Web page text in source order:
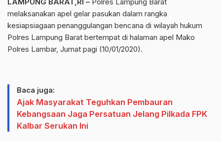
melaksanakan apel gelar pasukan dalam rangka
kesiapsiagaan penanggulangan bencana di wilayah hukum
Polres Lampung Barat bertempat di halaman apel Mako
Polres Lambar, Jumat pagi (10/01/2020).
Baca juga:
Ajak Masyarakat Teguhkan Pembauran
Kebangsaan Jaga Persatuan Jelang Pilkada FPK
Kalbar Serukan Ini